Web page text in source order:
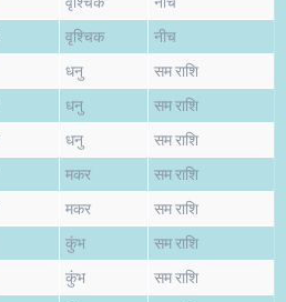
वृश्चिक नीच
धनु सम राशि
धनु सम राशि
धनु सम राशि
मकर सम राशि
मकर सम राशि
कुंभ सम राशि
कुंभ सम राशि